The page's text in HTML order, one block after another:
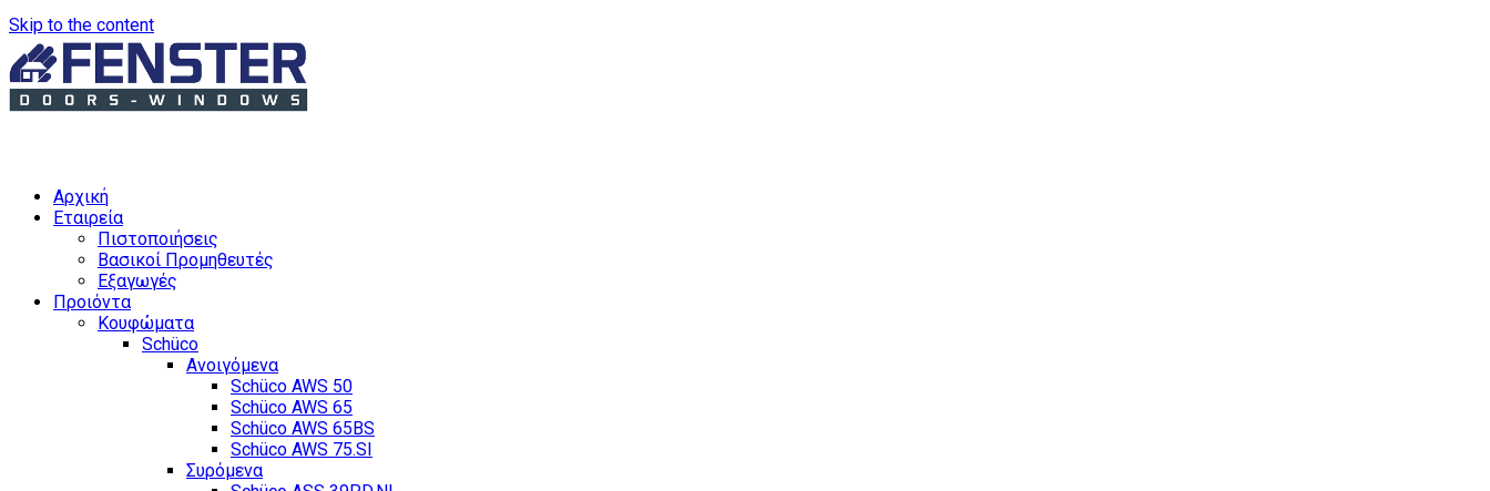
Skip to the content
Αρχική
Εταιρεία
Πιστοποιήσεις
Βασικοί Προμηθευτές
Εξαγωγές
Προιόντα
Κουφώματα
Schüco
Ανοιγόμενα
Schüco AWS 50
Schüco AWS 65
Schüco AWS 65BS
Schüco AWS 75.SI
Συρόμενα